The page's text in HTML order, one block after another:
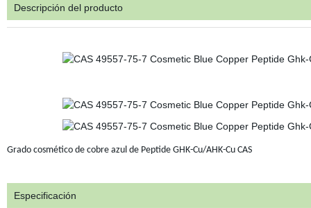
Descripción del producto
Grado cosmético de cobre azul de Peptide GHK-Cu/AHK-Cu CAS
Especificación